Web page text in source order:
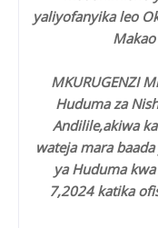
yaliyofanyika leo
MKURUGENZI
Huduma za
Andilile,akiwa
wateja mara
ya Huduma
7,2024 katika